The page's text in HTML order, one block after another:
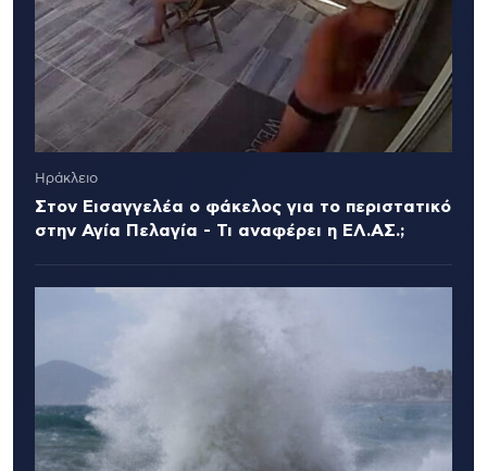
Ηράκλειο
Στον Εισαγγελέα ο φάκελος για το περιστατικό
στην Αγία Πελαγία - Τι αναφέρει η ΕΛ.ΑΣ.;